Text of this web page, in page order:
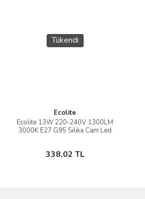
Tükendi
Ecolite
Ecolite 13W 220-240V 1300LM
3000K E27 G95 Silika Cam Led
338,02 TL
İncele
Stokta Yok